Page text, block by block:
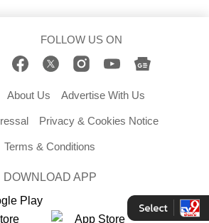
FOLLOW US ON
About Us Advertise With Us
Privacy & Cookies Notice
Terms & Conditions
DOWNLOAD APP